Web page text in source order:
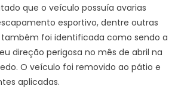
que o veículo possuía avarias
esportivo, dentre outras
foi identificada como sendo a
direção perigosa no mês de abril na
O veículo foi removido ao pátio e
aplicadas.